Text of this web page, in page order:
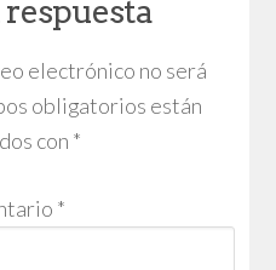
respuesta
electrónico no será
obligatorios están
con *
*